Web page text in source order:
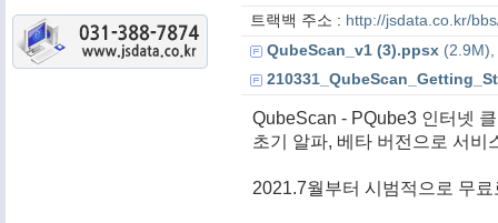
트랙백 주소 : http://jsdata.co.kr/
QubeScan_v1 (3).ppsx(2.9M),
QubeScan - PQube3 인터넷
초기 알파, 베타 버전으로 서비
2021.7월부터 시범적으로 무